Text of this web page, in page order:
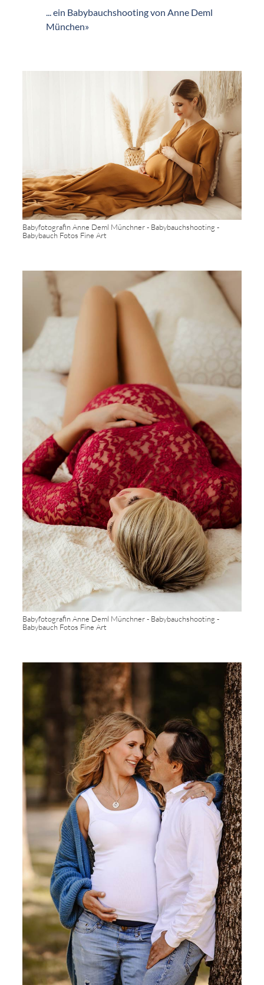
... ein Babybauchshooting von Anne Deml
München»
Babyfotografin Anne Deml Münchner - Babybauchshooting -
Babybauch Fotos Fine Art
Babyfotografin Anne Deml Münchner - Babybauchshooting -
Babybauch Fotos Fine Art